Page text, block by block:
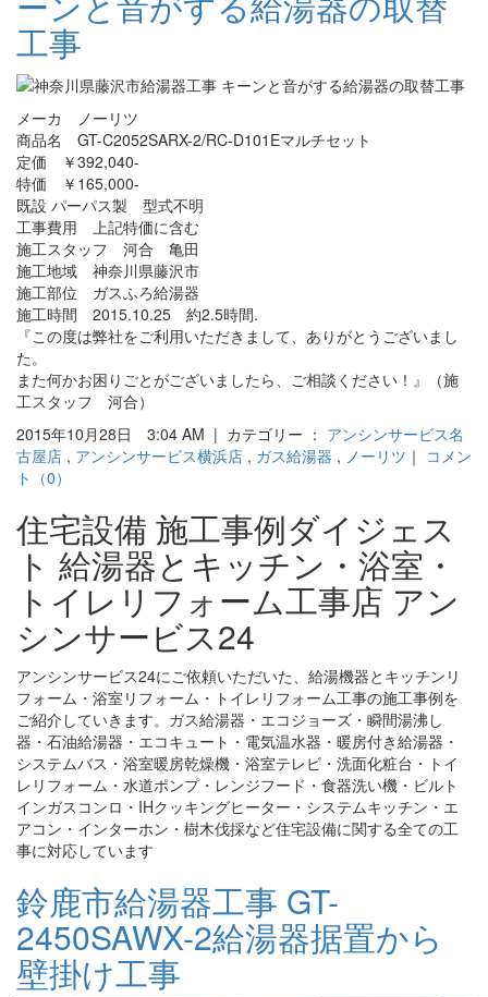
工事
メーカ ノーリツ
商品名 GT-C2052SARX-2/RC-D101Eマルチセット
定価 ￥392,040-
特価 ￥165,000-
既設 パーパス製 型式不明
工事費用 上記特価に含む
施工スタッフ 河合 亀田
施工地域 神奈川県藤沢市
施工部位 ガスふろ給湯器
施工時間 2015.10.25 約2.5時間.
『この度は弊社をご利用いただきまして、ありがとうございまし
た。
また何かお困りごとがございましたら、ご相談ください！』（施
工スタッフ 河合）
2015年10月28日 3:04 AM | カテゴリー ： アンシンサービス名
古屋店 , アンシンサービス横浜店 , ガス給湯器 , ノーリツ ｜ コメン
ト（0）
住宅設備 施工事例ダイジェス
ト 給湯器とキッチン・浴室・
トイレリフォーム工事店 アン
シンサービス24
アンシンサービス24にご依頼いただいた、給湯機器とキッチンリ
フォーム・浴室リフォーム・トイレリフォーム工事の施工事例を
ご紹介していきます。ガス給湯器・エコジョーズ・瞬間湯沸し
器・石油給湯器・エコキュート・電気温水器・暖房付き給湯器・
システムバス・浴室暖房乾燥機・浴室テレビ・洗面化粧台・トイ
レリフォーム・水道ポンプ・レンジフード・食器洗い機・ビルト
インガスコンロ・IHクッキングヒーター・システムキッチン・エ
アコン・インターホン・樹木伐採など住宅設備に関する全ての工
事に対応しています
鈴鹿市給湯器工事 GT-
2450SAWX-2給湯器据置から
壁掛け工事